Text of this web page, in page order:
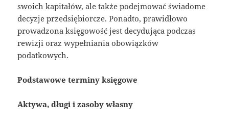
swoich kapitałów, ale także podejmować świadome
decyzje przedsiębiorcze. Ponadto, prawidłowo
prowadzona księgowość jest decydująca podczas
rewizji oraz wypełniania obowiązków
podatkowych.
Podstawowe terminy księgowe
Aktywa, długi i zasoby własny